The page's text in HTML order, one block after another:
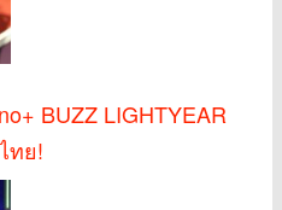
BUZZ LIGHTYEAR
ทย!